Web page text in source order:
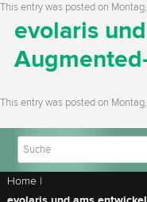
This entry was posted on
evolaris
This entry was posted on
Home|